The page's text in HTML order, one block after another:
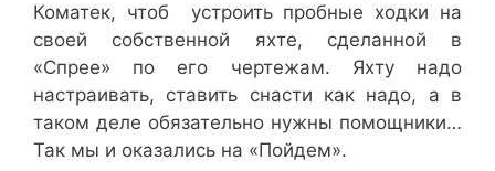
Коматек, чтоб устроить пробные ходки на
своей собственной яхте, сделанной в
«Спрее» по его чертежам. Яхту надо
настраивать, ставить снасти как надо, а в
таком деле обязательно нужны помощники…
Так мы и оказались на «Пойдем».